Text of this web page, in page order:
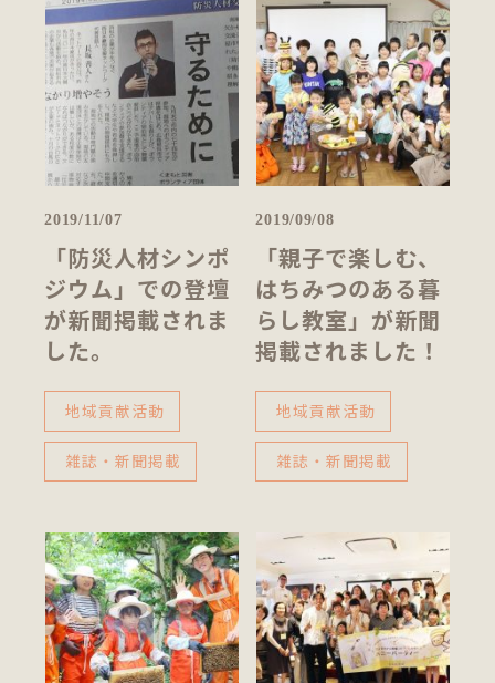
2019/11/07
「防災人材シンポ
ジウム」での登壇
が新聞掲載されま
した。
地域貢献活動
雑誌・新聞掲載
2019/09/08
「親子で楽しむ、
はちみつのある暮
らし教室」が新聞
掲載されました！
地域貢献活動
雑誌・新聞掲載